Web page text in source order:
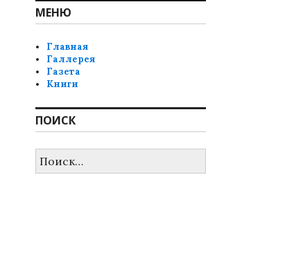
МЕНЮ
Главная
Галлерея
Газета
Книги
ПОИСК